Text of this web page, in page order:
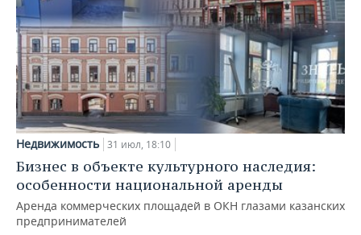
Недвижимость 31 июл, 18:10
Бизнес в объекте культурного наследия:
особенности национальной аренды
Аренда коммерческих площадей в ОКН глазами казанских
предпринимателей